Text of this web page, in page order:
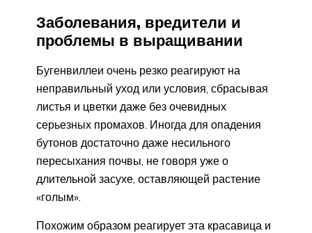
Заболевания, вредители и
проблемы в выращивании
Бугенвиллеи очень резко реагируют на
неправильный уход или условия, сбрасывая
листья и цветки даже без очевидных
серьезных промахов. Иногда для опадения
бутонов достаточно даже несильного
пересыхания почвы, не говоря уже о
длительной засухе, оставляющей растение
«голым».
Похожим образом реагирует эта красавица и